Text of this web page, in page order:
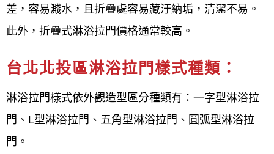
備】提供客戶完整的規劃及優良的服務。
台北北投區 淋浴拉門/衛浴設備，更多優惠請
跟我們聯絡！
#台北北投區 淋浴拉門 #台北北投區 乾濕分
離 #台北北投區 無框式淋浴門 #台北北投區
差，容易濺水，且折疊處容易藏汙納垢，清潔不易。
此外，折疊式淋浴拉門價格通常較高。
台北北投區淋浴拉門樣式種類：
淋浴拉門樣式依外觀造型區分種類有：一字型淋浴拉
門、L型淋浴拉門、五角型淋浴拉門、圓弧型淋浴拉
門。